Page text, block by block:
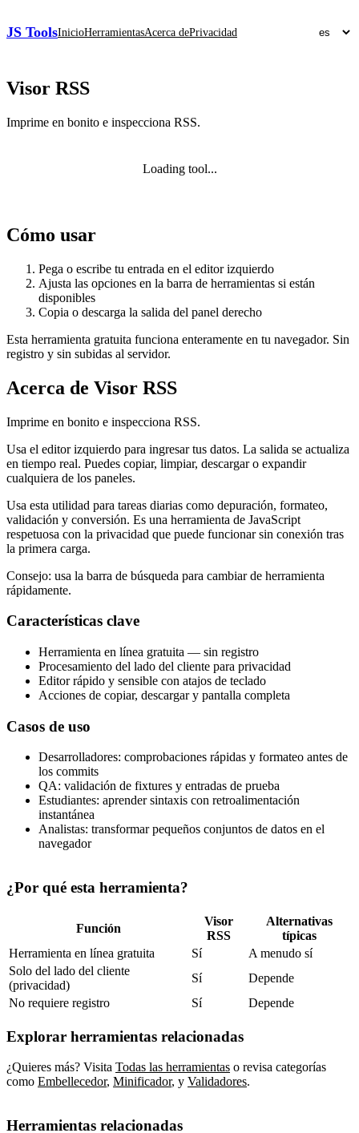
JS ToolsInicioHerramientasAcerca dePrivacidad
Visor RSS
Imprime en bonito e inspecciona RSS.
Loading tool...
Cómo usar
Pega o escribe tu entrada en el editor izquierdo
Ajusta las opciones en la barra de herramientas si están
disponibles
Copia o descarga la salida del panel derecho
Esta herramienta gratuita funciona enteramente en tu navegador. Sin
registro y sin subidas al servidor.
Acerca de Visor RSS
Imprime en bonito e inspecciona RSS.
Usa el editor izquierdo para ingresar tus datos. La salida se actualiza
en tiempo real. Puedes copiar, limpiar, descargar o expandir
cualquiera de los paneles.
Usa esta utilidad para tareas diarias como depuración, formateo,
validación y conversión. Es una herramienta de JavaScript
respetuosa con la privacidad que puede funcionar sin conexión tras
la primera carga.
Consejo: usa la barra de búsqueda para cambiar de herramienta
rápidamente.
Características clave
Herramienta en línea gratuita — sin registro
Procesamiento del lado del cliente para privacidad
Editor rápido y sensible con atajos de teclado
Acciones de copiar, descargar y pantalla completa
Casos de uso
Desarrolladores: comprobaciones rápidas y formateo antes de
los commits
QA: validación de fixtures y entradas de prueba
Estudiantes: aprender sintaxis con retroalimentación
instantánea
Analistas: transformar pequeños conjuntos de datos en el
navegador
¿Por qué esta herramienta?
Función
Visor
RSS
Alternativas
típicas
Herramienta en línea gratuita
Sí
A menudo sí
Solo del lado del cliente
(privacidad)
Sí
Depende
No requiere registro
Sí Depende
Explorar herramientas relacionadas
¿Quieres más? Visita Todas las herramientas o revisa categorías
como Embellecedor, Minificador, y Validadores.
Herramientas relacionadas